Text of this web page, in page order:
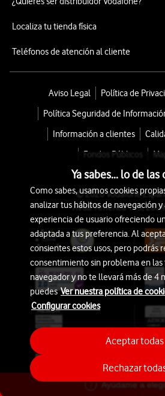
Ayúdame a
Localiza tu tienda física
Teléfonos de atención al cliente
Aviso Legal
Política de
Política Seguridad de
Información a clientes
Fondos Públicos
© 2026 Vodafone
Avda. América 115,
Ya sabes... lo de las
Como sabes, usamos cookies
analizar tus hábitos de navegación
experiencia de usuario ofreciendo
adaptada a tus preferencia. Al
consientes estos usos, pero podrás
consentimiento sin problema en
navegador y no te llevará más de 4
puedesVer nuestra política de
Configurar cookies
Rechazar
Aceptar todas